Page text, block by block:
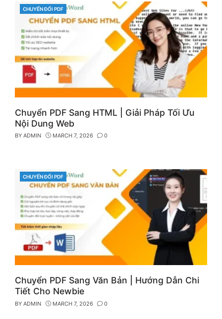
CATEGORIES
CHUYỂN ĐỔI PDF
Chuyển PDF Sang HTML | Giải Pháp Tối Ưu
Nội Dung Web
BY ADMIN MARCH 7, 2026 0
CATEGORIES
CHUYỂN ĐỔI PDF
Chuyển PDF Sang Văn Bản | Hướng Dẫn Chi
Tiết Cho Newbie
BY ADMIN MARCH 7, 2026 0